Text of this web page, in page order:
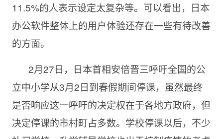
11.5%的人表示设定太复杂等。可以看出，日本
办公软件整体上的用户体验还存在一些有待改善
的方面。
2月27日，日本首相安倍晋三呼吁全国的公
立中小学从3月2日到春假期间停课，虽然最终
是否响应这一呼吁的决定权在于各地方政府，但
决定停课的市村町占多数。学校停课以后，不少